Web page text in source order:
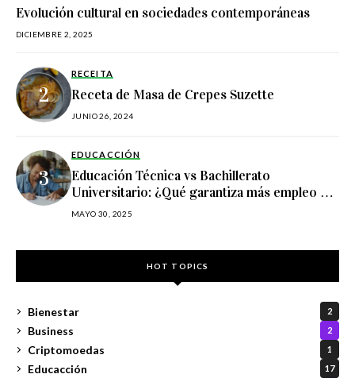
Evolución cultural en sociedades contemporáneas
DICIEMBRE 2, 2025
RECEITA
Receta de Masa de Crepes Suzette
JUNIO 26, 2024
EDUCACCIÓN
Educación Técnica vs Bachillerato
Universitario: ¿Qué garantiza más empleo en
Estados Unidos?
MAYO 30, 2025
HOT TOPICS
Bienestar 2
Business 2
Criptomoedas 1
Educacción 17